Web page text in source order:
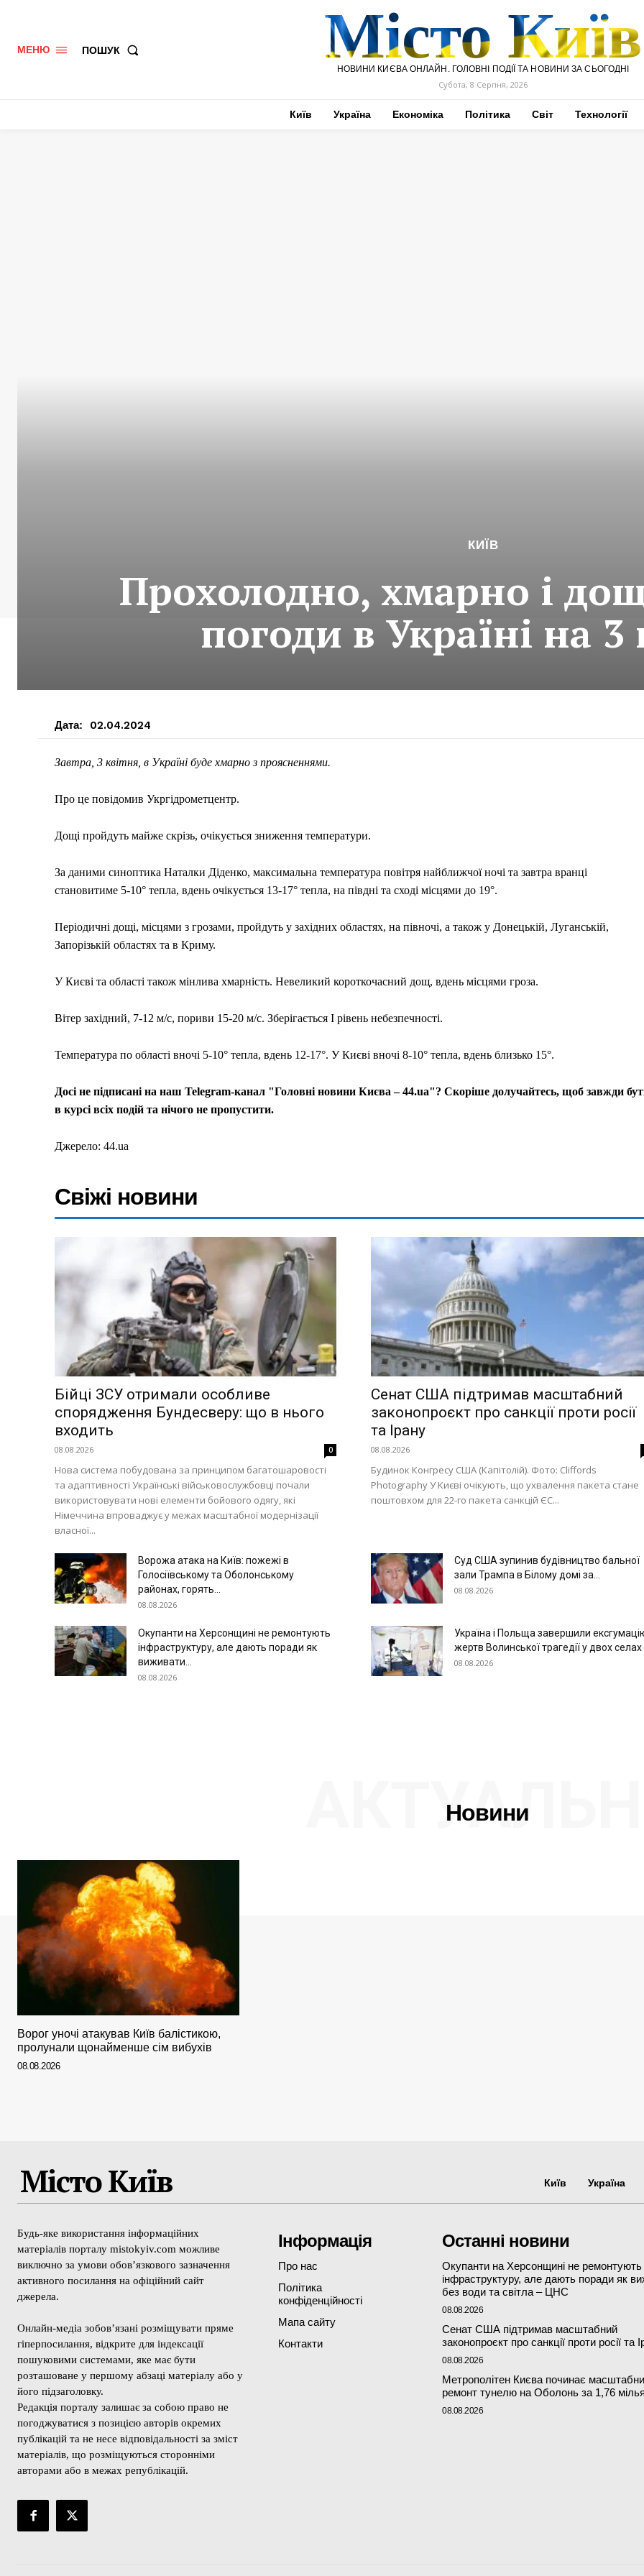
Меню
Україна
Економіка
Політика
Світ
Технології
МЕНЮ ПОШУК Місто Київ
НОВИНИ КИЄВА ОНЛАЙН. ГОЛОВНІ ПОДІЇ ТА НОВИНИ ЗА СЬОГОДНІ
Субота, 8 Серпня, 2026
Київ Україна Економіка Політика Світ Технології
КИЇВ
Прохолодно, хмарно і
погоди в Україні на 3
Дата: 02.04.2024
Завтра, 3 квітня, в Україні буде хмарно з проясненнями.
Про це повідомив Укргідрометцентр.
Дощі пройдуть майже скрізь, очікується зниження температури.
За даними синоптика Наталки Діденко, максимальна температура повітря найближчої ночі та завтра вранці
становитиме 5-10° тепла, вдень очікується 13-17° тепла, на півдні та сході місцями до 19°.
Періодичні дощі, місцями з грозами, пройдуть у західних областях, на півночі, а також у Донецькій, Луганській,
Запорізькій областях та в Криму.
У Києві та області також мінлива хмарність. Невеликий короткочасний дощ, вдень місцями гроза.
Вітер західний, 7-12 м/с, пориви 15-20 м/с. Зберігається І рівень небезпечності.
Температура по області вночі 5-10° тепла, вдень 12-17°. У Києві вночі 8-10° тепла, вдень близько 15°.
Досі не підписані на наш Telegram-канал "Головні новини Києва – 44.ua"? Скоріше долучайтесь, щоб завжди
в курсі всіх подій та нічого не пропустити.
Джерело: 44.ua
Свіжі новини
Бійці ЗСУ отримали особливе
спорядження Бундесверу: що в нього
входить
08.08.2026 0
Нова система побудована за принципом багатошаровості
та адаптивності Українські військовослужбовці почали
використовувати нові елементи бойового одягу, які
Німеччина впроваджує у межах масштабної модернізації
власної...
Сенат США підтримав масштабний
законопроєкт про санкції проти росії
та Ірану
08.08.2026
Будинок Конгресу США (Капітолій). Фото: Cliffords
Photography У Києві очікують, що ухвалення пакета стане
поштовхом для 22-го пакета санкцій ЄС...
Ворожа атака на Київ: пожежі в
Голосіївському та Оболонському
районах, горять...
08.08.2026
Суд США зупинив будівництво бальної
зали Трампа в Білому домі за...
08.08.2026
Окупанти на Херсонщині не ремонтують
інфраструктуру, але дають поради як
виживати...
08.08.2026
Україна і Польща завершили
жертв Волинської трагедії у двох селах
08.08.2026
Новини
Ворог уночі атакував Київ балістикою,
пролунали щонайменше сім вибухів
08.08.2026
Місто Київ Київ Україна
Будь-яке використання інформаційних
матеріалів порталу mistokyiv.com можливе
виключно за умови обов’язкового зазначення
активного посилання на офіційний сайт
джерела.
Онлайн-медіа зобов’язані розміщувати пряме
гіперпосилання, відкрите для індексації
пошуковими системами, яке має бути
розташоване у першому абзаці матеріалу або у
його підзаголовку.
Редакція порталу залишає за собою право не
погоджуватися з позицією авторів окремих
публікацій та не несе відповідальності за зміст
матеріалів, що розміщуються сторонніми
авторами або в межах републікацій.
Інформація
Про нас
Політика
конфіденційності
Мапа сайту
Контакти
Останні новини
Окупанти на Херсонщині не ремонтують
інфраструктуру, але дають поради як
без води та світла – ЦНС
08.08.2026
Сенат США підтримав масштабний
законопроєкт про санкції проти росії та
08.08.2026
Метрополітен Києва починає
ремонт тунелю на Оболонь за 1,76
08.08.2026